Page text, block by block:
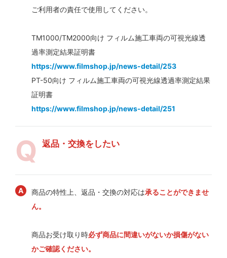
ご利用者の責任で使用してください。
TM1000/TM2000向け フィルム施工車両の可視光線透
過率測定結果証明書
https://www.filmshop.jp/news-detail/253
PT-50向け フィルム施工車両の可視光線透過率測定結果
証明書
https://www.filmshop.jp/news-detail/251
返品・交換をしたい
商品の特性上、返品・交換の対応は承ることができませ
ん。
商品お受け取り時必ず商品に間違いがないか損傷がない
かご確認ください。